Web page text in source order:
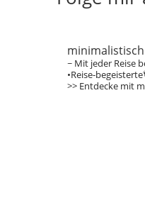
~ Mit jeder Reise
•Reise-
>> Entdecke mit